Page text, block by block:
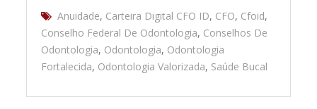
Anuidade, Carteira Digital CFO ID, CFO, Cfoid,
Conselho Federal De Odontologia, Conselhos De
Odontologia, Odontologia, Odontologia
Fortalecida, Odontologia Valorizada, Saúde Bucal